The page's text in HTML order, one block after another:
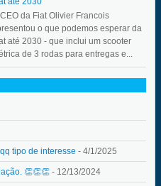
da Fiat Olivier Francois
o que podemos esperar da
até 2030 - que inclui um scooter
de 3 rodas para entregas e...
tipo de interesse - 4/1/2025
👏👏👏 - 12/13/2024